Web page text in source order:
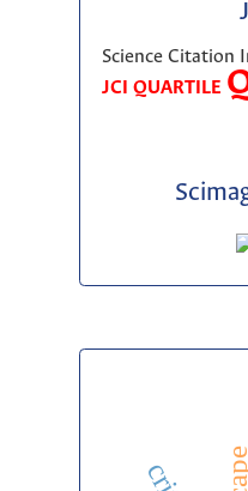
Science Citation
JCI QUARTILE